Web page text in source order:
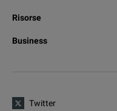
Risorse
Business
Twitter